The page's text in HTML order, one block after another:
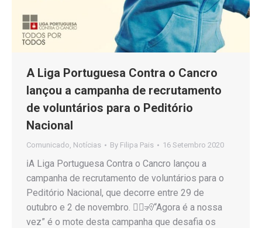
A Liga Portuguesa Contra o Cancro
lançou a campanha de recrutamento
de voluntários para o Peditório
Nacional
Comunicado, Notícias By Filipa Pais 16 Setembro 2020
ℹ️A Liga Portuguesa Contra o Cancro lançou a
campanha de recrutamento de voluntários para o
Peditório Nacional, que decorre entre 29 de
outubro e 2 de novembro. 🙋‍♂️🧏“Agora é a nossa
vez” é o mote desta campanha que desafia os